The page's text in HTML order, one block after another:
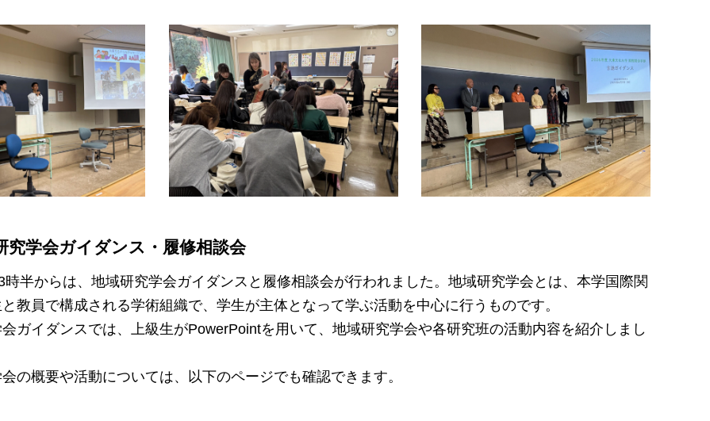
究学会ガイダンス・履修相談会
半からは、地域研究学会ガイダンスと履修相談会が行われました。地域研究学会とは、本学国際関
教員で構成される学術組織で、学生が主体となって学ぶ活動を中心に行うものです。
ガイダンスでは、上級生がPowerPointを用いて、地域研究学会や各研究班の活動内容を紹介しまし
の概要や活動については、以下のページでも確認できます。